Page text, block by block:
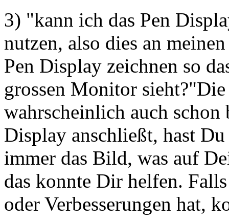
3) "kann ich das Pen
nutzen, also dies an
Pen Display zeichnen so
grossen Monitor
wahrscheinlich auch schon
Display anschließt, hast
immer das Bild, was auf
das konnte Dir helfen.
oder Verbesserungen hat,